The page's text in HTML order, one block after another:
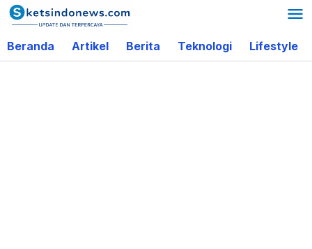
Lewati
ke
konten
Beranda Artikel Berita Teknologi Lifestyle